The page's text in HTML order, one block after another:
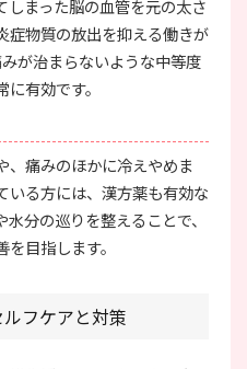
しまった脳の血管を元の太さ
症物質の放出を抑える働きが
が治まらないような中等度
有効です。
、痛みのほかに冷えやめま
いる方には、漢方薬も有効な
分の巡りを整えることで、
目指します。
フケアと対策